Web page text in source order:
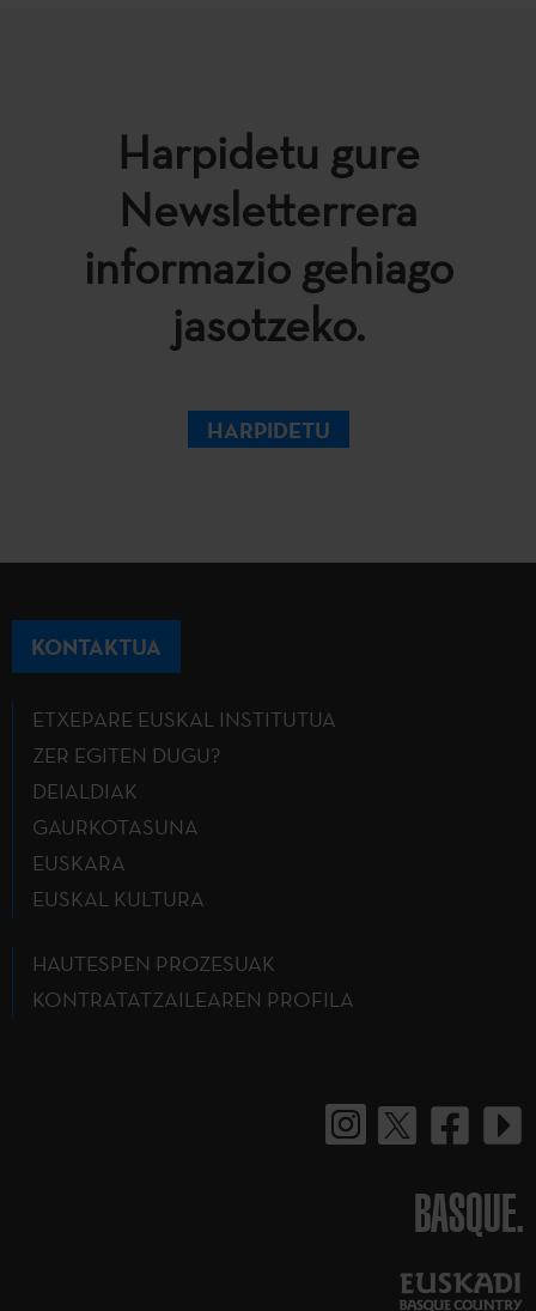
Harpidetu gure
Newsletterrera
informazio gehiago
jasotzeko.
HARPIDETU
KONTAKTUA
ETXEPARE EUSKAL INSTITUTUA
ZER EGITEN DUGU?
DEIALDIAK
GAURKOTASUNA
EUSKARA
EUSKAL KULTURA
HAUTESPEN PROZESUAK
KONTRATATZAILEAREN PROFILA
BASQUE.